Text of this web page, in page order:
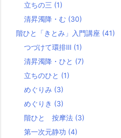
立ちの三 (1)
清昇濁降・む (30)
階ひと「きとみ」入門講座 (41)
つづけて環排Ⅲ (1)
清昇濁降・ひと (7)
立ちのひと (1)
めぐりみ (3)
めぐりき (3)
階ひと 按摩法 (3)
第一次元静功 (4)